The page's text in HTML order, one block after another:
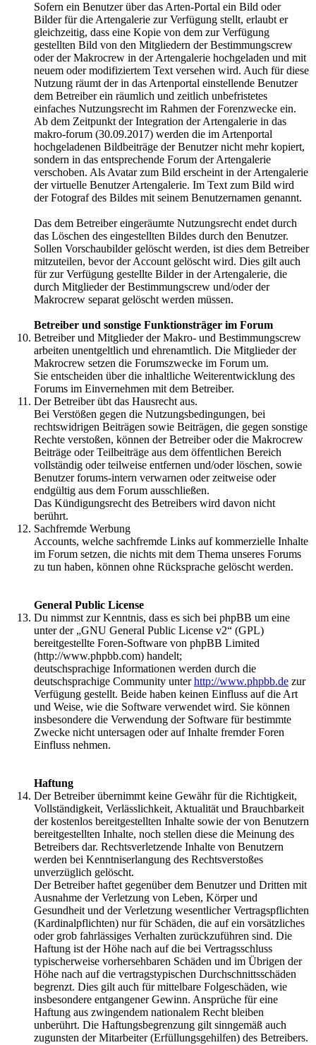
Sofern ein Benutzer über das Arten-Portal ein Bild oder
Bilder für die Artengalerie zur Verfügung stellt, erlaubt er
gleichzeitig, dass eine Kopie von dem zur Verfügung
gestellten Bild von den Mitgliedern der Bestimmungscrew
oder der Makrocrew in der Artengalerie hochgeladen und mit
neuem oder modifiziertem Text versehen wird. Auch für diese
Nutzung räumt der in das Artenportal einstellende Benutzer
dem Betreiber ein räumlich und zeitlich unbefristetes
einfaches Nutzungsrecht im Rahmen der Forenzwecke ein.
Ab dem Zeitpunkt der Integration der Artengalerie in das
makro-forum (30.09.2017) werden die im Artenportal
hochgeladenen Bildbeiträge der Benutzer nicht mehr kopiert,
sondern in das entsprechende Forum der Artengalerie
verschoben. Als Avatar zum Bild erscheint in der Artengalerie
der virtuelle Benutzer Artengalerie. Im Text zum Bild wird
der Fotograf des Bildes mit seinem Benutzernamen genannt.
Das dem Betreiber eingeräumte Nutzungsrecht endet durch
das Löschen des eingestellten Bildes durch den Benutzer.
Sollen Vorschaubilder gelöscht werden, ist dies dem Betreiber
mitzuteilen, bevor der Account gelöscht wird. Dies gilt auch
für zur Verfügung gestellte Bilder in der Artengalerie, die
durch Mitglieder der Bestimmungscrew und/oder der
Makrocrew separat gelöscht werden müssen.
Betreiber und sonstige Funktionsträger im Forum
Betreiber und Mitglieder der Makro- und Bestimmungscrew
arbeiten unentgeltlich und ehrenamtlich. Die Mitglieder der
Makrocrew setzen die Forumszwecke im Forum um.
Sie entscheiden über die inhaltliche Weiterentwicklung des
Forums im Einvernehmen mit dem Betreiber.
Der Betreiber übt das Hausrecht aus.
Bei Verstößen gegen die Nutzungsbedingungen, bei
rechtswidrigen Beiträgen sowie Beiträgen, die gegen sonstige
Rechte verstoßen, können der Betreiber oder die Makrocrew
Beiträge oder Teilbeiträge aus dem öffentlichen Bereich
vollständig oder teilweise entfernen und/oder löschen, sowie
Benutzer forums-intern verwarnen oder zeitweise oder
endgültig aus dem Forum ausschließen.
Das Kündigungsrecht des Betreibers wird davon nicht
berührt.
Sachfremde Werbung
Accounts, welche sachfremde Links auf kommerzielle Inhalte
im Forum setzen, die nichts mit dem Thema unseres Forums
zu tun haben, können ohne Rücksprache gelöscht werden.
General Public License
Du nimmst zur Kenntnis, dass es sich bei phpBB um eine
unter der „GNU General Public License v2“ (GPL)
bereitgestellte Foren-Software von phpBB Limited
(http://www.phpbb.com) handelt;
deutschsprachige Informationen werden durch die
deutschsprachige Community unterhttp://www.phpbb.de zur
Verfügung gestellt. Beide haben keinen Einfluss auf die Art
und Weise, wie die Software verwendet wird. Sie können
insbesondere die Verwendung der Software für bestimmte
Zwecke nicht untersagen oder auf Inhalte fremder Foren
Einfluss nehmen.
Haftung
Der Betreiber übernimmt keine Gewähr für die Richtigkeit,
Vollständigkeit, Verlässlichkeit, Aktualität und Brauchbarkeit
der kostenlos bereitgestellten Inhalte sowie der von Benutzern
bereitgestellten Inhalte, noch stellen diese die Meinung des
Betreibers dar. Rechtsverletzende Inhalte von Benutzern
werden bei Kenntniserlangung des Rechtsverstoßes
unverzüglich gelöscht.
Der Betreiber haftet gegenüber dem Benutzer und Dritten mit
Ausnahme der Verletzung von Leben, Körper und
Gesundheit und der Verletzung wesentlicher Vertragspflichten
(Kardinalpflichten) nur für Schäden, die auf ein vorsätzliches
oder grob fahrlässiges Verhalten zurückzuführen sind. Die
Haftung ist der Höhe nach auf die bei Vertragsschluss
typischerweise vorhersehbaren Schäden und im Übrigen der
Höhe nach auf die vertragstypischen Durchschnittsschäden
begrenzt. Dies gilt auch für mittelbare Folgeschäden, wie
insbesondere entgangener Gewinn. Ansprüche für eine
Haftung aus zwingendem nationalem Recht bleiben
unberührt. Die Haftungsbegrenzung gilt sinngemäß auch
zugunsten der Mitarbeiter (Erfüllungsgehilfen) des Betreibers.